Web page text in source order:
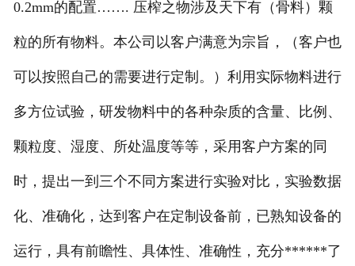
0.2mm的配置……. 压榨之物涉及天下有（骨料）颗
粒的所有物料。本公司以客户满意为宗旨，（客户也
可以按照自己的需要进行定制。）利用实际物料进行
多方位试验，研发物料中的各种杂质的含量、比例、
颗粒度、湿度、所处温度等等，采用客户方案的同
时，提出一到三个不同方案进行实验对比，实验数据
化、准确化，达到客户在定制设备前，已熟知设备的
运行，具有前瞻性、具体性、准确性，充分******了